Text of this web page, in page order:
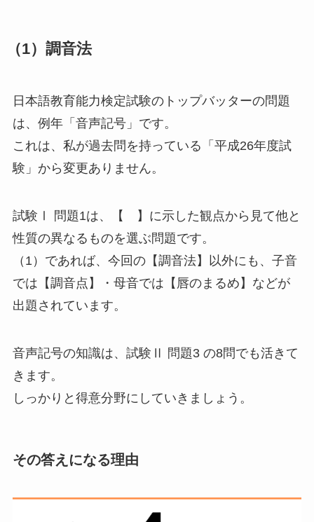
（1）調音法
日本語教育能力検定試験のトップバッターの問題
は、例年「音声記号」です。
これは、私が過去問を持っている「平成26年度試
験」から変更ありません。
試験Ⅰ 問題1は、【 】に示した観点から見て他と
性質の異なるものを選ぶ問題です。
（1）であれば、今回の【調音法】以外にも、子音
では【調音点】・母音では【唇のまるめ】などが
出題されています。
音声記号の知識は、試験Ⅱ 問題3 の8問でも活きて
きます。
しっかりと得意分野にしていきましょう。
その答えになる理由